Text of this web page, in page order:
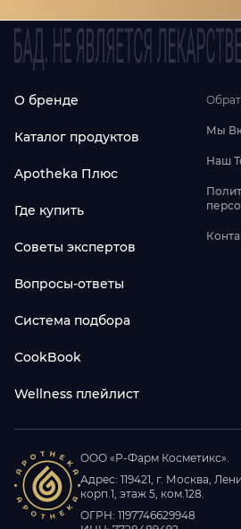
О бренде
Каталог продуктов
Apotheka Плюс
Где купить
Советы экспертов
Вопросы-ответы
Система подбора
CookBook
Wellness плейлист
Мы
Наш
ООО «Р-Фарм Косметикс».
Адрес: 119421, г. Москва,
корп.1, этаж 5, ком.128.
ОГРН: 1197746629948